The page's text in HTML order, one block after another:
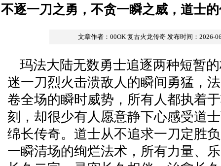
不逐一刀之勇，不贪一瞬之威，道士
文章作者：00OK 复古火龙传奇 发布时间：2026-
玛法大陆无数勇士追逐两种短暂
迷一刀烈火击溃敌人的瞬间勇猛，
卷全场的瞬时威势，所有人都执着
刻，却很少有人愿意静下心感受道
绵长传奇。道士从不追求一刀定胜
一瞬清场的绚烂法术，所有力量、